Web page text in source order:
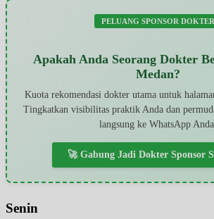
PELUANG SPONSOR DOKTER
Apakah Anda Seorang Dokter
Medan?
Kuota rekomendasi dokter utama untuk
Tingkatkan visibilitas praktik Anda dan
langsung ke WhatsApp Anda.
🚀 Gabung Jadi Dokter Sponsor
Senin